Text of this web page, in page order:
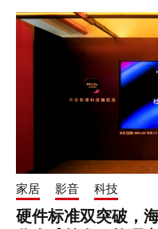
家居 影音 科技
硬件标准双突破，